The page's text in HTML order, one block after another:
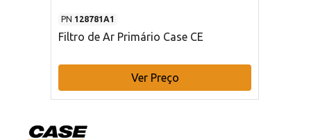
PN 128781A1
Filtro de Ar Primário Case CE
Ver Preço